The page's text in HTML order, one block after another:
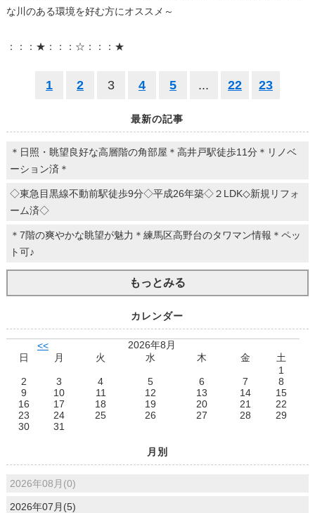
な川のある環境を好む方にオススメ～
：：：★：：：☆：：：★
1 2 3 4 5 ... 22 23
最新の記事
＊日照・眺望良好な高層階の角部屋＊高井戸駅徒歩11分＊リノベ
ーション済＊
◇東急目黒線不動前駅徒歩9分◇平成26年築◇２LDK◇新規リフォ
ーム済◇
＊7階の爽やかな眺望が魅力＊練馬区高野台のタワマン情報＊ペッ
ト可♪
もっとみる
カレンダー
<<
2026年8月
日
月 火 水 木 金
土
1
2
3 4 5 6 7
8
9
10 11 12 13 14
15
16
17 18 19 20 21
22
23
24 25 26 27 28
29
30
31
月別
2026年08月(0)
2026年07月(5)